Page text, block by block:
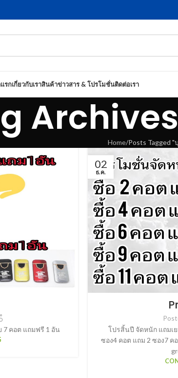
รกเกี่ยวกับเราสินค้าข่าวสาร & โปรโมชั่นติดต่อเรา
Home Posts Tagged "
7 คอต แถมฟรี 1 อัน
02
ธ.ค.
โปรสิ้นปี จัดหนัก แถมเ
ซอง4 คอต แถม 2 ซอง7 ค